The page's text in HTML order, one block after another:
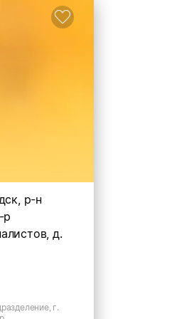
р-н
р
д.
г.